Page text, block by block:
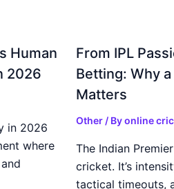
Human
2026
in 2026
where
From IPL
Betting: Why
Matters
Other/ Byonline
The Indian
cricket. It’s
tactical timeouts,